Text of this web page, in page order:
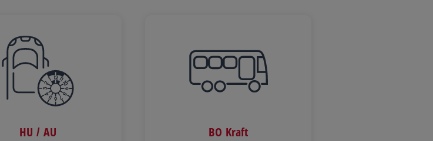
HU / AU BO Kraft